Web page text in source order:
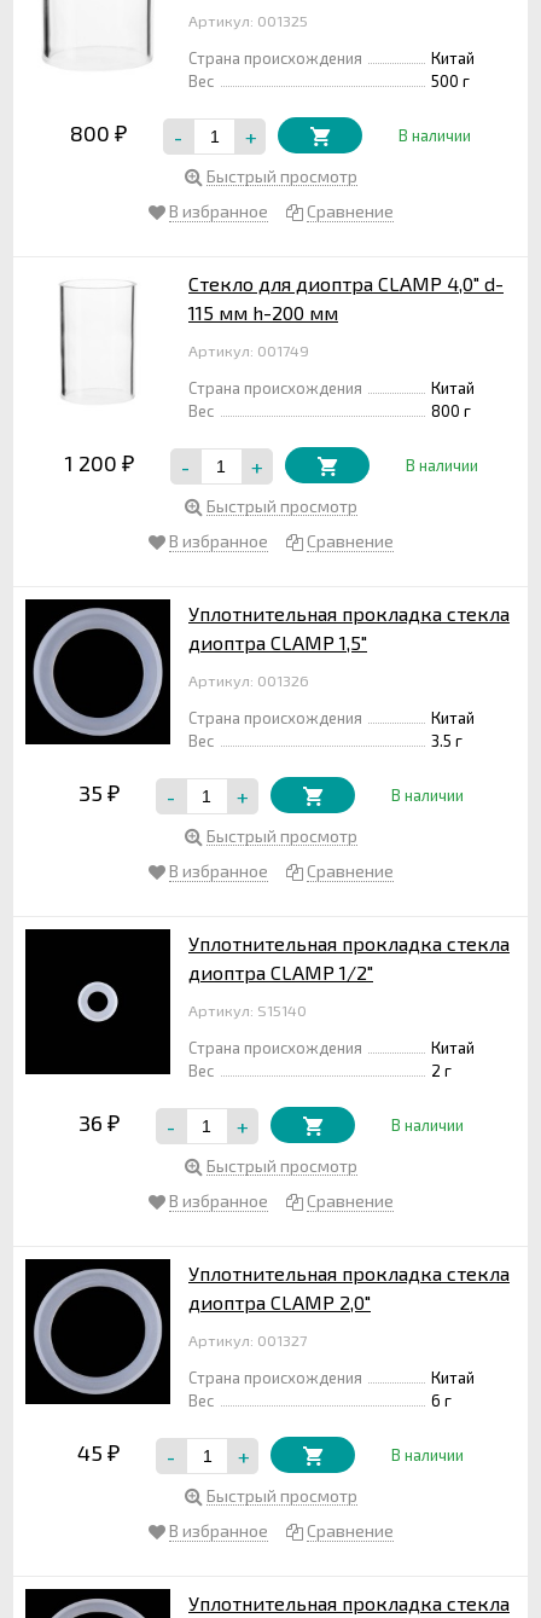
Артикул: 001325
Страна происхождения
Китай
Вес
500 г
800 ₽ - + В наличии
Быстрый просмотр
В избранное
Сравнение
Стекло для диоптра CLAMP 4,0" d-
115 мм h-200 мм
Артикул: 001749
Страна происхождения
Китай
Вес
800 г
1 200 ₽ - + В наличии
Быстрый просмотр
В избранное
Сравнение
Уплотнительная прокладка стекла
диоптра CLAMP 1,5"
Артикул: 001326
Страна происхождения
Китай
Вес
3.5 г
35 ₽ - + В наличии
Быстрый просмотр
В избранное
Сравнение
Уплотнительная прокладка стекла
диоптра CLAMP 1/2"
Артикул: S15140
Страна происхождения
Китай
Вес
2 г
36 ₽ - + В наличии
Быстрый просмотр
В избранное
Сравнение
Уплотнительная прокладка стекла
диоптра CLAMP 2,0"
Артикул: 001327
Страна происхождения
Китай
Вес
6 г
45 ₽ - + В наличии
Быстрый просмотр
В избранное
Сравнение
Уплотнительная прокладка стекла